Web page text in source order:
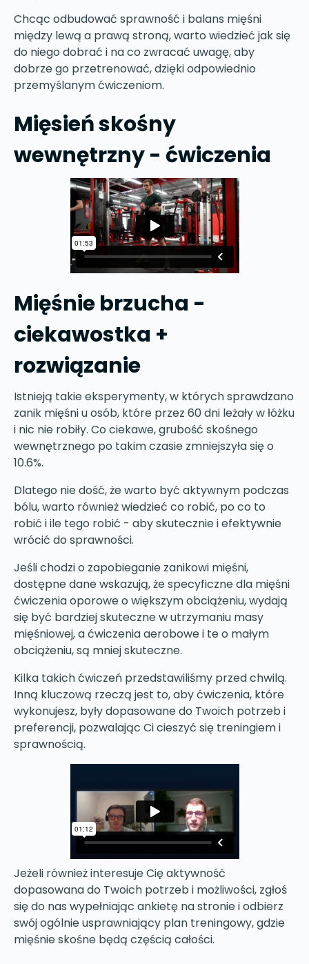
Chcąc odbudować sprawność i balans mięśni
między lewą a prawą stroną, warto wiedzieć jak się
do niego dobrać i na co zwracać uwagę, aby
dobrze go przetrenować, dzięki odpowiednio
przemyślanym ćwiczeniom.
Mięsień skośny
wewnętrzny - ćwiczenia
Mięśnie brzucha -
ciekawostka +
rozwiązanie
Istnieją takie eksperymenty, w których sprawdzano
zanik mięśni u osób, które przez 60 dni leżały w łóżku
i nic nie robiły. Co ciekawe, grubość skośnego
wewnętrznego po takim czasie zmniejszyła się o
10.6%.
Dlatego nie dość, że warto być aktywnym podczas
bólu, warto również wiedzieć co robić, po co to
robić i ile tego robić - aby skutecznie i efektywnie
wrócić do sprawności.
Jeśli chodzi o zapobieganie zanikowi mięśni,
dostępne dane wskazują, że specyficzne dla mięśni
ćwiczenia oporowe o większym obciążeniu, wydają
się być bardziej skuteczne w utrzymaniu masy
mięśniowej, a ćwiczenia aerobowe i te o małym
obciążeniu, są mniej skuteczne.
Kilka takich ćwiczeń przedstawiliśmy przed chwilą.
Inną kluczową rzeczą jest to, aby ćwiczenia, które
wykonujesz, były dopasowane do Twoich potrzeb i
preferencji, pozwalając Ci cieszyć się treningiem i
sprawnością.
Jeżeli również interesuje Cię aktywność
dopasowana do Twoich potrzeb i możliwości, zgłoś
się do nas wypełniając ankietę na stronie i odbierz
swój ogólnie usprawniający plan treningowy, gdzie
mięśnie skośne będą częścią całości.